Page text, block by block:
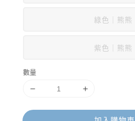
綠色｜熊熊
紫色｜熊熊
數量